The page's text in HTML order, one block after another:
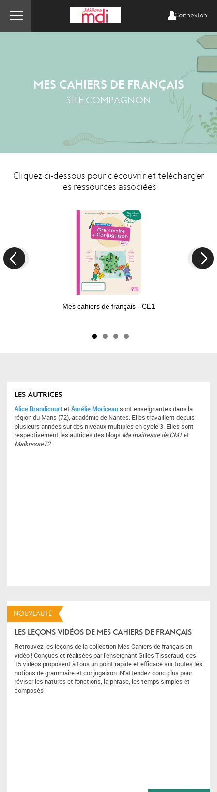
Connexion
MES CAHIERS DE FRANÇAIS
SITE COMPAGNON
Cliquez ci-dessous pour découvrir et télécharger
les ressources associées
Mes cahiers de français - CE1
LES AUTRICES
Alice Brandicourt et Aurélie Moriceausont enseignantes dans la
région du Mans (72), académie de Nantes. Elles travaillent depuis
plusieurs années sur des niveaux multiples en cycle 3. Elles sont
respectivement les autrices des blogs Ma maitresse de CM1et
Maikresse72.
NOUVEAUTÉ
LES LEÇONS VIDÉOS DE MES CAHIERS DE FRANÇAIS
Retrouvez les leçons de la collection Mes Cahiers de français en
vidéo ! Conçues et réalisées par l'enseignant Gilles Tisseraud, ces
15 vidéos proposent à tous un point rapide et efficace sur toutes les
notions de grammaire et conjugaison. N’attendez donc plus pour
réviser les natures et fonctions, la phrase, les temps simples et
composés !